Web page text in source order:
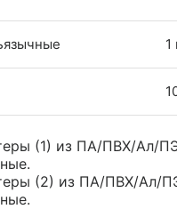
1
(1) из ПА/ПВХ/Ал/
(2) из ПА/ПВХ/Ал/